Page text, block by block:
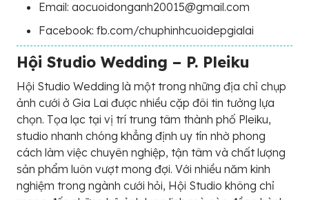
Email: aocuoidonganh20015@gmail.com
Facebook: fb.com/chuphinhcuoidepgialai
Hội Studio Wedding – P. Pleiku
Hội Studio Wedding là một trong những địa chỉ chụp
ảnh cưới ở Gia Lai được nhiều cặp đôi tin tưởng lựa
chọn. Tọa lạc tại vị trí trung tâm thành phố Pleiku,
studio nhanh chóng khẳng định uy tín nhờ phong
cách làm việc chuyên nghiệp, tận tâm và chất lượng
sản phẩm luôn vượt mong đợi. Với nhiều năm kinh
nghiệm trong ngành cưới hỏi, Hội Studio không chỉ